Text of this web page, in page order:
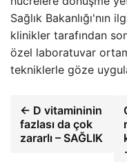
Sağlık Bakanlığı'nın
klinikler tarafından
özel laboratuvar
tekniklerle göze
← D vitamininin
fazlası da çok
zararlı – SAĞLIK